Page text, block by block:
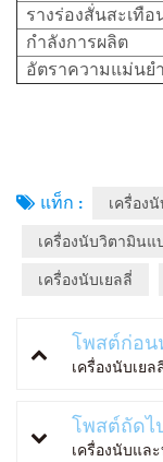
รางร่องสั่นสะเทือ
กำลังการผลิต
อัตราความแม่นยำ
แท็ก : เครื่อง
เครื่องนับวิตามินแ
เครื่องนับเยลลี่
โพสต์ก่อน
เครื่องนับเย
โพสต์ถัดไ
เครื่องนับแล